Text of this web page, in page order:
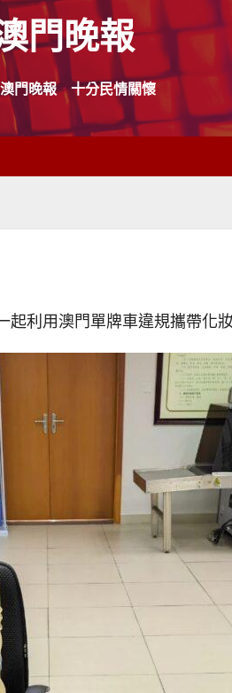
門晚報
門晚報 十分民情關懷
起利用澳門單牌車違規攜帶化